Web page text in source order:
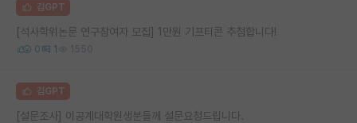
김GPT
[석사학위논문 연구참여자 모집] 1만원 기프티콘 추첨합니다!
0 1 1550
김GPT
[설문조사] 이공계대학원생분들께 설문요청드립니다.